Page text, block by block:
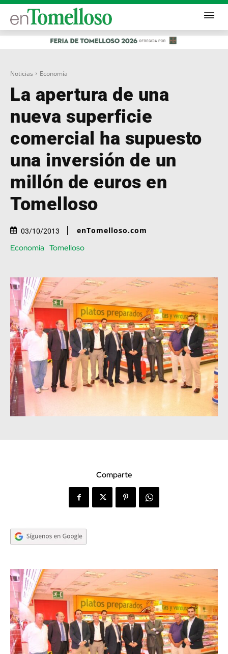
Noticias Economía
La apertura de una
nueva superficie
comercial ha supuesto
una inversión de un
millón de euros en
Tomelloso
03/10/2013 enTomelloso.com
Economía Tomelloso
Comparte